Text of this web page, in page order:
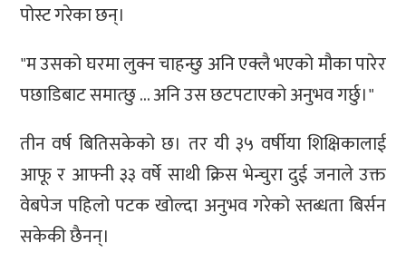
पोस्ट गरेका छन्।
"म उसको घरमा लुक्न चाहन्छु अनि एक्लै भएको मौका पारेर
पछाडिबाट समात्छु … अनि उस छटपटाएको अनुभव गर्छु।"
तीन वर्ष बितिसकेको छ। तर यी ३५ वर्षीया शिक्षिकालाई
आफू र आफ्नी ३३ वर्षे साथी क्रिस भेन्चुरा दुई जनाले उक्त
वेबपेज पहिलो पटक खोल्दा अनुभव गरेको स्तब्धता बिर्सन
सकेकी छैनन्।